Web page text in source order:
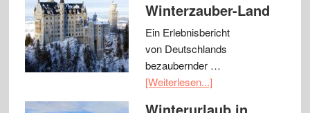
Winterzauber-Land
Ein Erlebnisbericht
von Deutschlands
bezaubernder …
[Weiterlesen...]